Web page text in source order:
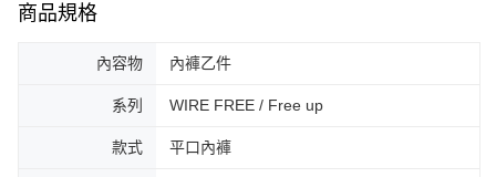
商品規格
內容物 內褲乙件
系列 WIRE FREE / Free up
款式 平口內褲